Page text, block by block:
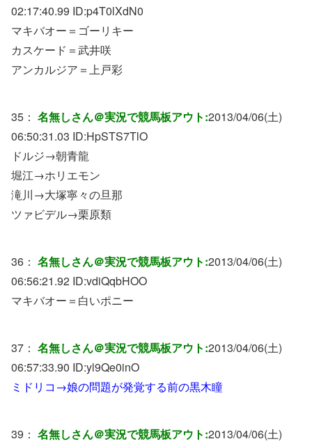
02:17:40.99 ID:p4T0lXdN0
マキバオー＝ゴーリキー
カスケード＝武井咲
アンカルジア＝上戸彩
35： 名無しさん＠実況で競馬板アウト:2013/04/06(土)
06:50:31.03 ID:HpSTS7TlO
ドルジ→朝青龍
堀江→ホリエモン
滝川→大塚寧々の旦那
ツァビデル→栗原類
36： 名無しさん＠実況で競馬板アウト:2013/04/06(土)
06:56:21.92 ID:vdiQqbHOO
マキバオー＝白いポニー
37： 名無しさん＠実況で競馬板アウト:2013/04/06(土)
06:57:33.90 ID:yl9Qe0inO
ミドリコ→娘の問題が発覚する前の黒木瞳
39： 名無しさん＠実況で競馬板アウト:2013/04/06(土)